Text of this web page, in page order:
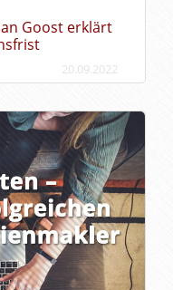
Goost erklärt
20.09.2022